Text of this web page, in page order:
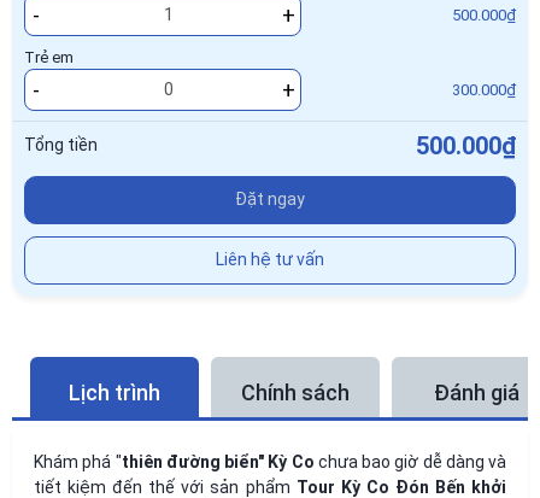
- + 500.000₫
Trẻ em
- + 300.000₫
Tổng tiền 500.000₫
Đặt ngay
Liên hệ tư vấn
Lịch trình Chính sách Đánh giá
Khám phá "thiên đường biển" Kỳ Co chưa bao giờ dễ dàng và
tiết kiệm đến thế với sản phẩm Tour Kỳ Co Đón Bến khởi